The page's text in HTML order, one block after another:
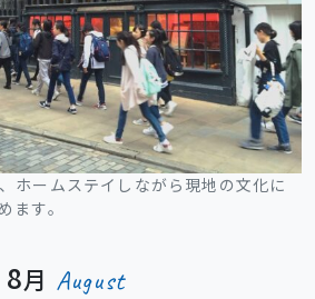
ホームステイしながら現地の文化に
ます。
8月 August